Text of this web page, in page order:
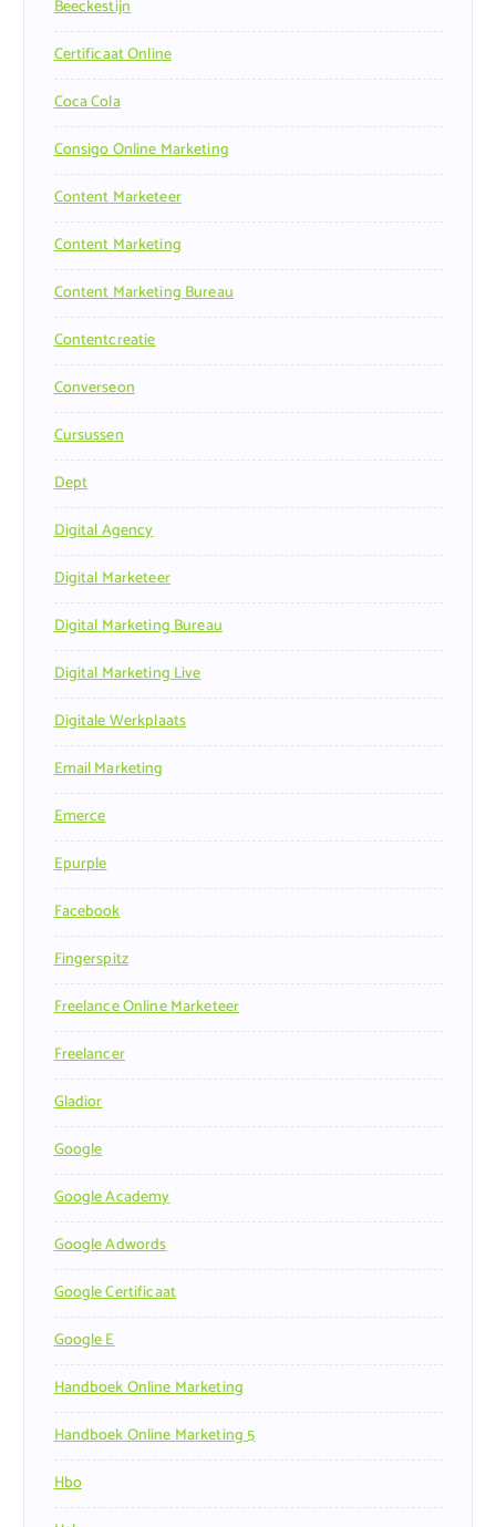
Beeckestijn
Certificaat Online
Coca Cola
Consigo Online Marketing
Content Marketeer
Content Marketing
Content Marketing Bureau
Contentcreatie
Converseon
Cursussen
Dept
Digital Agency
Digital Marketeer
Digital Marketing Bureau
Digital Marketing Live
Digitale Werkplaats
Email Marketing
Emerce
Epurple
Facebook
Fingerspitz
Freelance Online Marketeer
Freelancer
Gladior
Google
Google Academy
Google Adwords
Google Certificaat
Google E
Handboek Online Marketing
Handboek Online Marketing 5
Hbo